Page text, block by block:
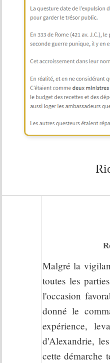
Malgré la
toutes les
l'occasion
donné le
expérience,
d'Alexandrie,
cette démarche